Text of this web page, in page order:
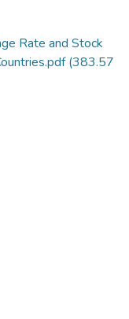
Rate and Stock
(383.57